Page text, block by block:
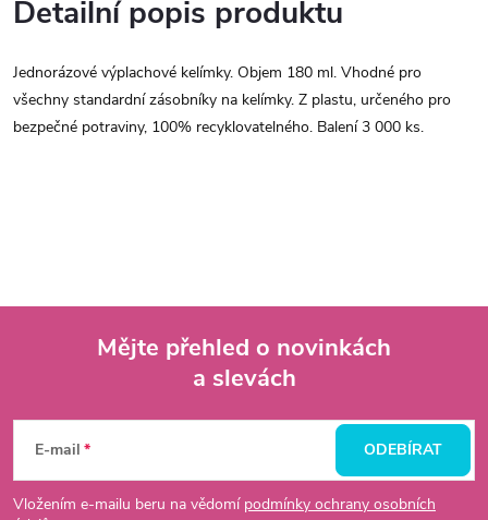
Detailní popis produktu
Jednorázové výplachové kelímky. Objem 180 ml. Vhodné pro
všechny standardní zásobníky na kelímky. Z plastu, určeného pro
bezpečné potraviny, 100% recyklovatelného. Balení 3 000 ks.
p
Mějte přehled o novinkách
a slevách
E-mail
Vložením e-mailu beru na vědomí podmínky ochrany osobních
ODEBÍRAT